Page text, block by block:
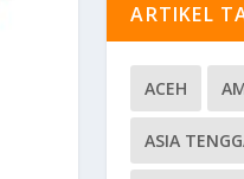
ARTIKEL
ACEH
ASIA